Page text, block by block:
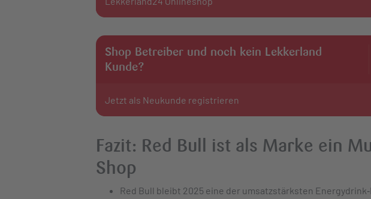
Shop Betreiber und noch kein Lekkerland
Kunde?
Jetzt als Neukunde registrieren
Fazit: Red Bull ist als Marke ein
Shop
Red Bull bleibt 2025 eine der umsatzstärksten